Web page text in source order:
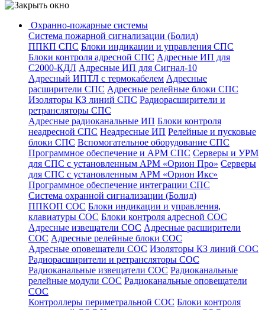
Охранно-пожарные системы
Система пожарной сигнализации (Болид)
ППКП СПС Блоки индикации и управления СПС
Блоки контроля адресной СПС Адресные ИП для
С2000-КДЛ Адресные ИП для Сигнал-10
Адресный ИПТЛ с термокабелем Адресные
расширители СПС Адресные релейные блоки СПС
Изоляторы КЗ линий СПС Радиорасширители и
ретрансляторы СПС
Адресные радиоканальные ИП Блоки контроля
неадресной СПС Неадресные ИП Релейные и пусковые
блоки СПС Вспомогательное оборудование СПС
Программное обеспечение и АРМ СПС Серверы и УРМ
для СПС с установленным АРМ «Орион Про» Серверы
для СПС с установленным АРМ «Орион Икс»
Программное обеспечение интеграции СПС
Система охранной сигнализации (Болид)
ППКОП СОС Блоки индикации и управления,
клавиатуры СОС Блоки контроля адресной СОС
Адресные извещатели СОС Адресные расширители
СОС Адресные релейные блоки СОС
Адресные оповещатели СОС Изоляторы КЗ линий СОС
Радиорасширители и ретрансляторы СОС
Радиоканальные извещатели СОС Радиоканальные
релейные модули СОС Радиоканальные оповещатели
СОС
Контроллеры периметральной СОС Блоки контроля